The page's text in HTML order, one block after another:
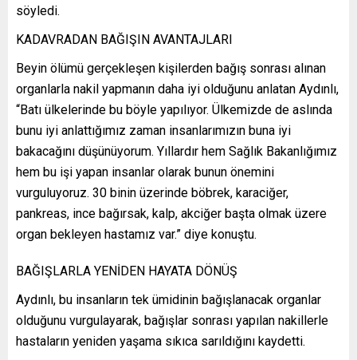
söyledi.
KADAVRADAN BAĞIŞIN AVANTAJLARI
Beyin ölümü gerçekleşen kişilerden bağış sonrası alınan
organlarla nakil yapmanın daha iyi olduğunu anlatan Aydınlı,
“Batı ülkelerinde bu böyle yapılıyor. Ülkemizde de aslında
bunu iyi anlattığımız zaman insanlarımızın buna iyi
bakacağını düşünüyorum. Yıllardır hem Sağlık Bakanlığımız
hem bu işi yapan insanlar olarak bunun önemini
vurguluyoruz. 30 binin üzerinde böbrek, karaciğer,
pankreas, ince bağırsak, kalp, akciğer başta olmak üzere
organ bekleyen hastamız var.” diye konuştu.
BAĞIŞLARLA YENİDEN HAYATA DÖNÜŞ
Aydınlı, bu insanların tek ümidinin bağışlanacak organlar
olduğunu vurgulayarak, bağışlar sonrası yapılan nakillerle
hastaların yeniden yaşama sıkıca sarıldığını kaydetti.